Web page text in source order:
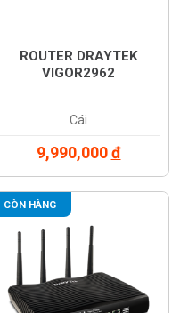
ROUTER DRAYTEK
VIGOR2962
Cái
9,990,000đ
CÒN HÀNG